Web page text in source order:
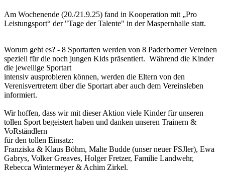
Am Wochenende (20./21.9.25) fand in Kooperation mit „Pro
Leistungsport“ der "Tage der Talente" in der Maspernhalle statt.
Worum geht es? - 8 Sportarten werden von 8 Paderborner Vereinen
speziell für die noch jungen Kids präsentiert. Während die Kinder
die jeweilige Sportart
intensiv ausprobieren können, werden die Eltern von den
Verenisvertretern über die Sportart aber auch dem Vereinsleben
informiert.
Wir hoffen, dass wir mit dieser Aktion viele Kinder für unseren
tollen Sport begeistert haben und danken unseren Trainern &
VoRständlern
für den tollen Einsatz:
Franziska & Klaus Böhm, Malte Budde (unser neuer FSJler), Ewa
Gabrys, Volker Greaves, Holger Fretzer, Familie Landwehr,
Rebecca Wintermeyer & Achim Zirkel.